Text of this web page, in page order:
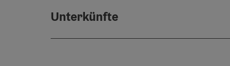
Unterkünfte